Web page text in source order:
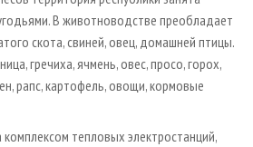
В животноводстве преобладает
скота, свиней, овец, домашней птицы.
гречиха, ячмень, овес, просо, горох,
рапс, картофель, овощи, кормовые
тепловых электростанций,